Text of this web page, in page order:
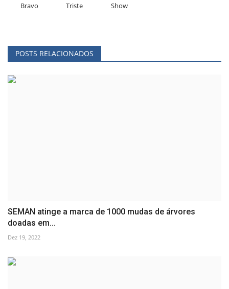
Bravo Triste Show
POSTS RELACIONADOS
SEMAN atinge a marca de 1000 mudas de árvores
doadas em...
Dez 19, 2022